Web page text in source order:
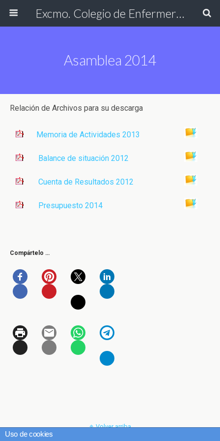
Excmo. Colegio de Enfermería de Cádiz
Asamblea 2014
Relación de Archivos para su descarga
Memoria de Actividades 2013
Balance de situación 2012
Cuenta de Resultados 2012
Presupuesto 2014
Compártelo …
Volver arriba
Uso de cookies